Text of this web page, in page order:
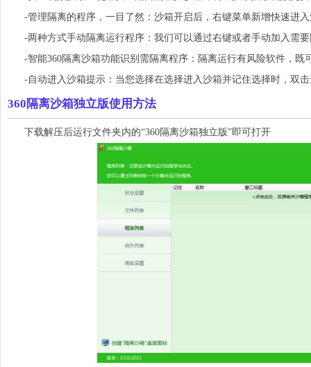
-管理隔离的程序，一目了然：沙箱开启后，右键菜单新增快速进入
-两种方式手动隔离运行程序：我们可以通过右键或者手动加入需要
-智能360隔离沙箱功能识别需隔离程序：隔离运行有风险软件，既
-自动进入沙箱提示：当您选择在选择进入沙箱并记住选择时，双击
360隔离沙箱独立版使用方法
下载解压后运行文件夹内的“360隔离沙箱独立版”即可打开